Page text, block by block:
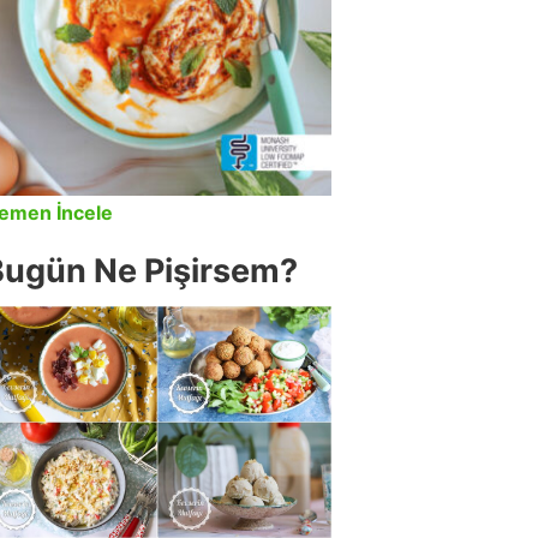
İncele
Ne Pişirsem?